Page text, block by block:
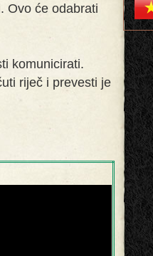
Ovo će odabrati
komunicirati.
riječ i prevesti je